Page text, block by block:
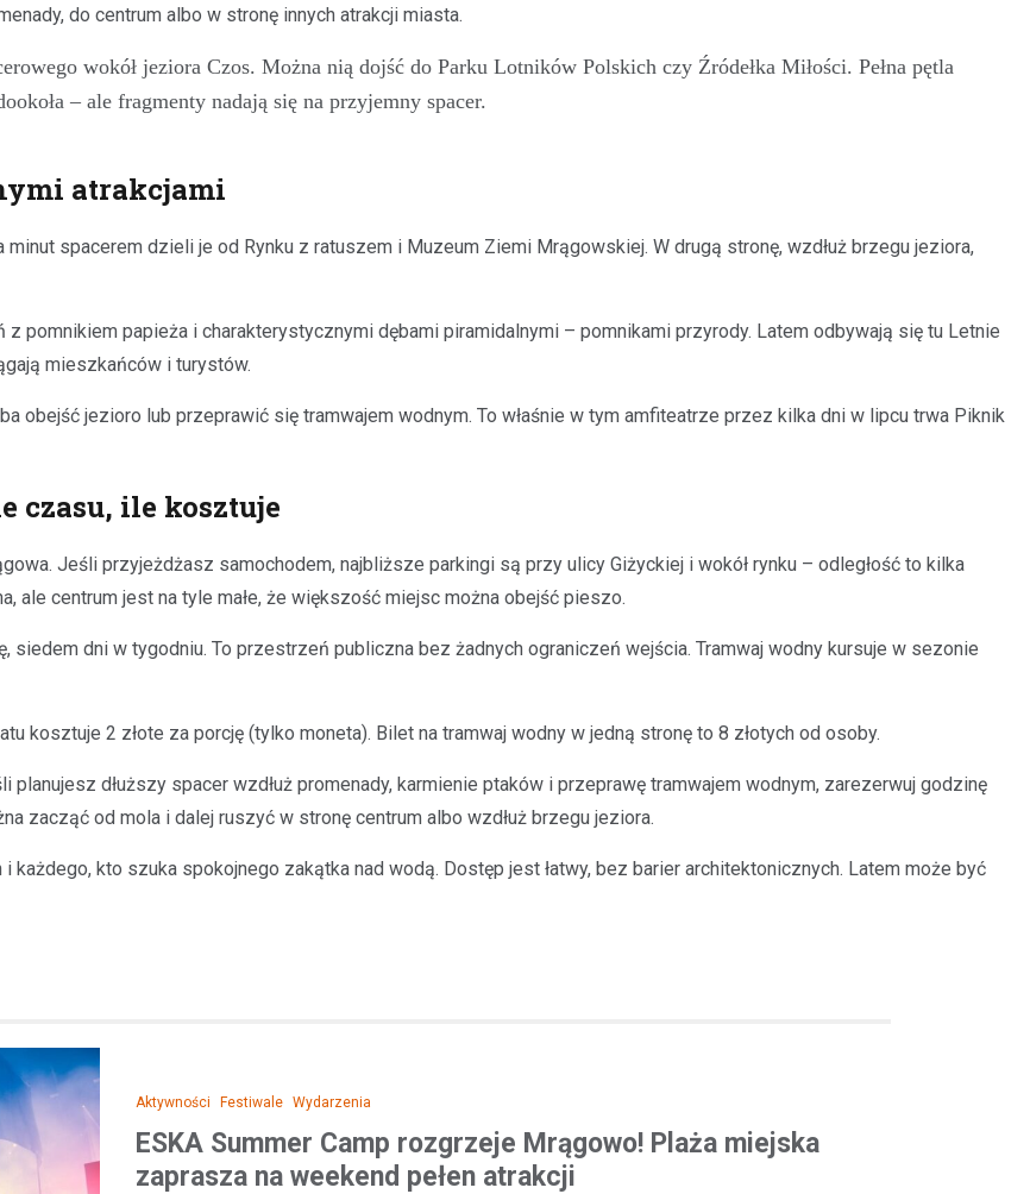
do centrum albo w stronę innych atrakcji miasta.
wokół jeziora Czos. Można nią dojść do Parku Lotników Polskich czy Źródełka Miłości. Pełna pętla
– ale fragmenty nadają się na przyjemny spacer.
atrakcjami
spacerem dzieli je od Rynku z ratuszem i Muzeum Ziemi Mrągowskiej. W drugą stronę, wzdłuż brzegu jeziora,
pomnikiem papieża i charakterystycznymi dębami piramidalnymi – pomnikami przyrody. Latem odbywają się tu Letnie
mieszkańców i turystów.
obejść jezioro lub przeprawić się tramwajem wodnym. To właśnie w tym amfiteatrze przez kilka dni w lipcu trwa Piknik
czasu, ile kosztuje
Jeśli przyjeżdżasz samochodem, najbliższe parkingi są przy ulicy Giżyckiej i wokół rynku – odległość to kilka
ale centrum jest na tyle małe, że większość miejsc można obejść pieszo.
siedem dni w tygodniu. To przestrzeń publiczna bez żadnych ograniczeń wejścia. Tramwaj wodny kursuje w sezonie
kosztuje 2 złote za porcję (tylko moneta). Bilet na tramwaj wodny w jedną stronę to 8 złotych od osoby.
dłuższy spacer wzdłuż promenady, karmienie ptaków i przeprawę tramwajem wodnym, zarezerwuj godzinę
zacząć od mola i dalej ruszyć w stronę centrum albo wzdłuż brzegu jeziora.
kto szuka spokojnego zakątka nad wodą. Dostęp jest łatwy, bez barier architektonicznych. Latem może być
Aktywności Festiwale Wydarzenia
ESKA Summer Camp rozgrzeje Mrągowo! Plaża miejska
zaprasza na weekend pełen atrakcji